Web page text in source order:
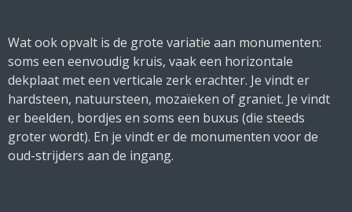
Wat ook opvalt is de grote variatie aan monumenten:
soms een eenvoudig kruis, vaak een horizontale
dekplaat met een verticale zerk erachter. Je vindt er
hardsteen, natuursteen, mozaïeken of graniet. Je vindt
er beelden, bordjes en soms een buxus (die steeds
groter wordt). En je vindt er de monumenten voor de
oud-strijders aan de ingang.